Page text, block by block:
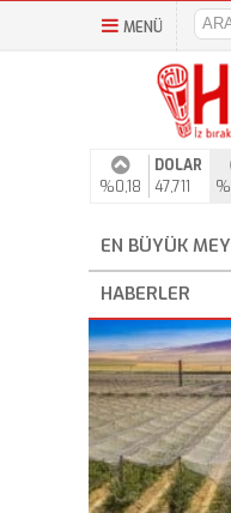
MENÜ
%0,18
DOLAR
47,711
EN BÜYÜK
HABERLER